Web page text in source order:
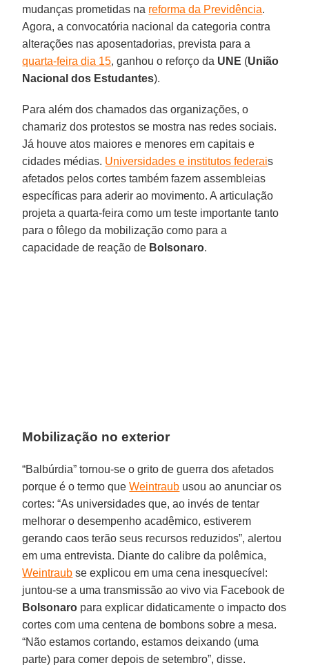
mudanças prometidas na reforma da Previdência.
Agora, a convocatória nacional da categoria contra
alterações nas aposentadorias, prevista para a
quarta-feira dia 15, ganhou o reforço da UNE (União
Nacional dos Estudantes).
Para além dos chamados das organizações, o
chamariz dos protestos se mostra nas redes sociais.
Já houve atos maiores e menores em capitais e
cidades médias. Universidades e institutos federais
afetados pelos cortes também fazem assembleias
específicas para aderir ao movimento. A articulação
projeta a quarta-feira como um teste importante tanto
para o fôlego da mobilização como para a
capacidade de reação de Bolsonaro.
Mobilização no exterior
“Balbúrdia” tornou-se o grito de guerra dos afetados
porque é o termo queWeintraub usou ao anunciar os
cortes: “As universidades que, ao invés de tentar
melhorar o desempenho acadêmico, estiverem
gerando caos terão seus recursos reduzidos”, alertou
em uma entrevista. Diante do calibre da polêmica,
Weintraub se explicou em uma cena inesquecível:
juntou-se a uma transmissão ao vivo via Facebook de
Bolsonaro para explicar didaticamente o impacto dos
cortes com uma centena de bombons sobre a mesa.
“Não estamos cortando, estamos deixando (uma
parte) para comer depois de setembro”, disse.